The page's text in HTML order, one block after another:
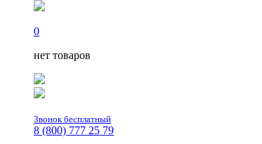
0
нет товаров
Звонок бесплатный
8 (800) 777 25 79